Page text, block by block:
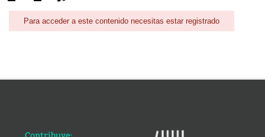
Para acceder a este contenido necesitas estar registrado